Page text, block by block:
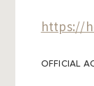
https://
OFFICIAL